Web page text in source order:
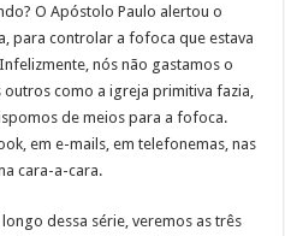
O Apóstolo Paulo alertou o
para controlar a fofoca que estava
nós não gastamos o
como a igreja primitiva fazia,
de meios para a fofoca.
em e-mails, em telefonemas, nas
cara-a-cara.
dessa série, veremos as três